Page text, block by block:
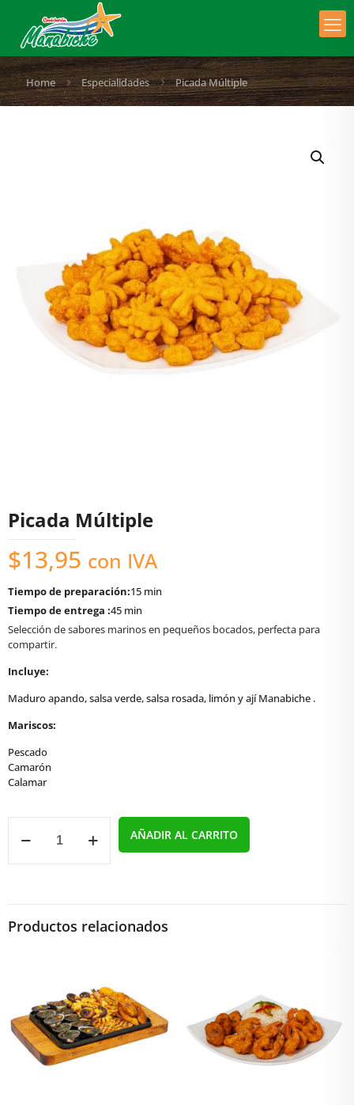
Home Especialidades Picada Múltiple
Picada Múltiple
$13,95 con IVA
Tiempo de preparación:15 min
Tiempo de entrega :45 min
Selección de sabores marinos en pequeños bocados, perfecta para
compartir.
Incluye:
Maduro apando, salsa verde, salsa rosada, limón y ají Manabiche .
Mariscos:
Pescado
Camarón
Calamar
Múltiple
AÑADIR AL CARRITO
Productos relacionados